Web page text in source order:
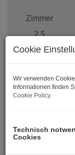
Zimmer
2,5
WOW
Zimmer
Cookie
Wir verwenden
Informationen finden
Cookie Policy.
Technisch
Cookies